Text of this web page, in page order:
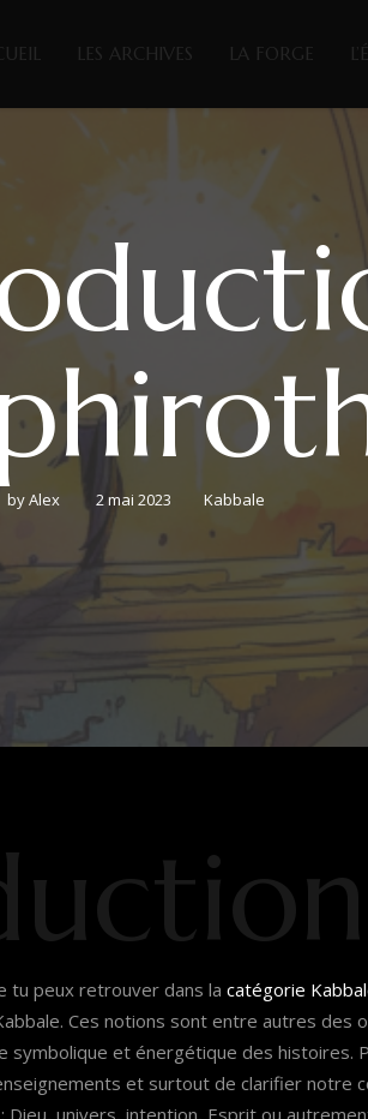
LES ARCHIVES LA FORGE
byAlex 2 mai 2023 Kabbale
tu peux retrouver dans la catégorie
Ces notions sont entre autres des
symbolique et énergétique des histoires.
et surtout de clarifier notre